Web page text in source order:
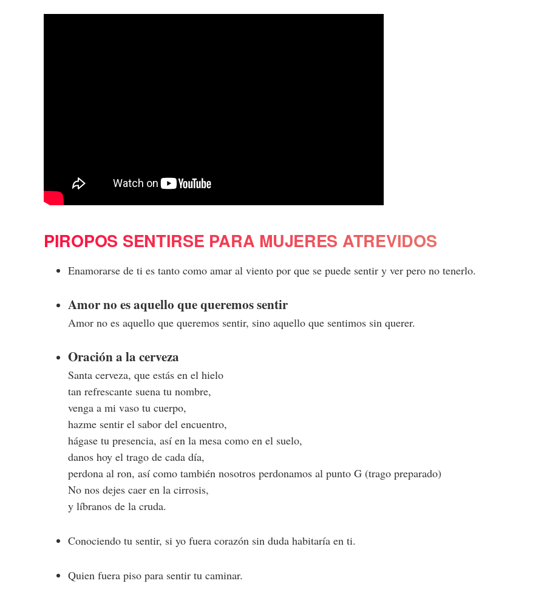
PIROPOS SENTIRSE PARA MUJERES ATREVIDOS
Enamorarse de ti es tanto como amar al viento por que se puede sentir y ver pero no tenerlo.
Amor no es aquello que queremos sentir
Amor no es aquello que queremos sentir, sino aquello que sentimos sin querer.
Oración a la cerveza
Santa cerveza, que estás en el hielo
tan refrescante suena tu nombre,
venga a mi vaso tu cuerpo,
hazme sentir el sabor del encuentro,
hágase tu presencia, así en la mesa como en el suelo,
danos hoy el trago de cada día,
perdona al ron, así como también nosotros perdonamos al punto G (trago preparado)
No nos dejes caer en la cirrosis,
y líbranos de la cruda.
Conociendo tu sentir, si yo fuera corazón sin duda habitaría en ti.
Quien fuera piso para sentir tu caminar.